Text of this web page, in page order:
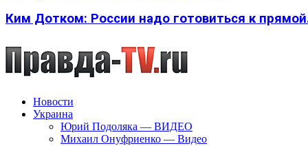
Ким Дотком: России надо готовиться к
Новости
Украина
Юрий Подоляка — ВИДЕО
Михаил Онуфриенко — Видео